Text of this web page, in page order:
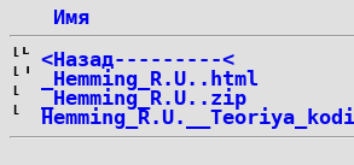
Имя
<Назад---------<
_Hemming_R.U..html
_Hemming_R.U..zip